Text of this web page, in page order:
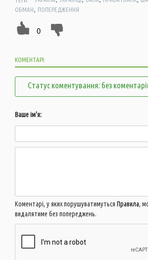
ОБМАН, ПОПЕРЕДЖЕННЯ
0
КОМЕНТАРІ:
Статус коментування: без
Ваше ім'я:
Коментарі, у яких порушуватимуться Правила,
видалятиме без попереджень.